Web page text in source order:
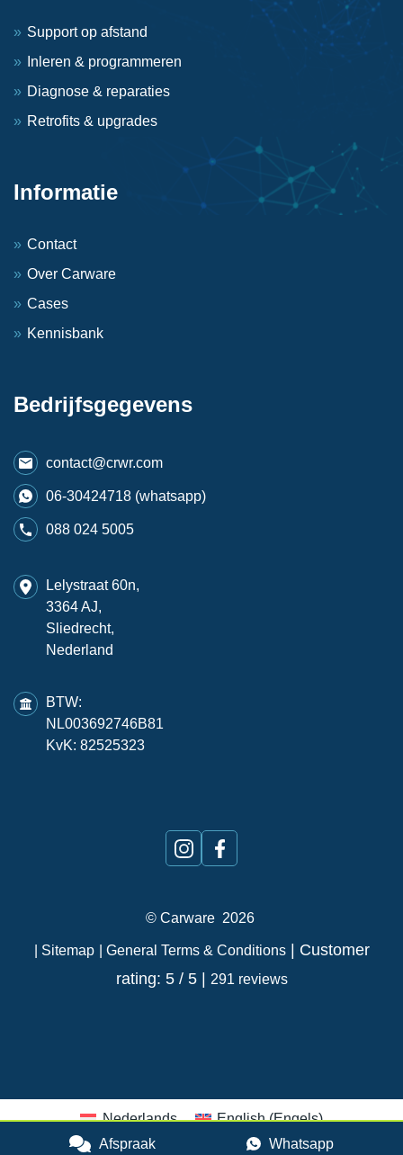
Support op afstand
Inleren & programmeren
Diagnose & reparaties
Retrofits & upgrades
Informatie
Contact
Over Carware
Cases
Kennisbank
Bedrijfsgegevens
contact@crwr.com
06-30424718 (whatsapp)
088 024 5005
Lelystraat 60n,
3364 AJ,
Sliedrecht,
Nederland
BTW:
NL003692746B81
KvK: 82525323
© Carware2026
| Sitemap | General Terms & Conditions| Customer
rating: 5 / 5 |
291 reviews
Afspraak Whatsapp
Nederlands English(Engels)